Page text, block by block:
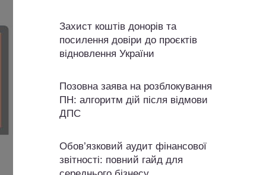
Захист коштів донорів та
посилення довіри до проєктів
відновлення України
Позовна заява на розблокування
ПН: алгоритм дій після відмови
ДПС
Обов’язковий аудит фінансової
звітності: повний гайд для